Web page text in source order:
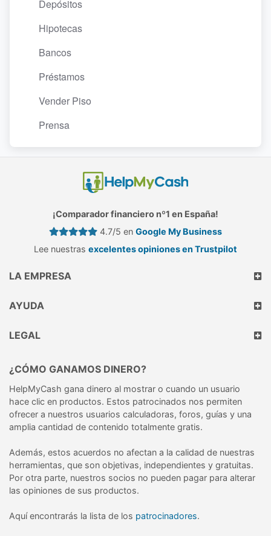
Depósitos
Hipotecas
Bancos
Préstamos
Vender Piso
Prensa
¡Comparador financiero nº1 en España!
4.7/5 en Google My Business
Lee nuestras excelentes opiniones en Trustpilot
LA EMPRESA
AYUDA
LEGAL
¿CÓMO GANAMOS DINERO?
HelpMyCash gana dinero al mostrar o cuando un usuario
hace clic en productos. Estos patrocinados nos permiten
ofrecer a nuestros usuarios calculadoras, foros, guías y una
amplia cantidad de contenido totalmente gratis.
Además, estos acuerdos no afectan a la calidad de nuestras
herramientas, que son objetivas, independientes y gratuitas.
Por otra parte, nuestros socios no pueden pagar para alterar
las opiniones de sus productos.
Aquí encontrarás la lista de los patrocinadores.